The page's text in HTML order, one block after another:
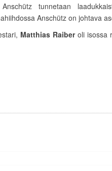
tunnetaan
Anschütz on johtava
Matthias Raiberoli isossa